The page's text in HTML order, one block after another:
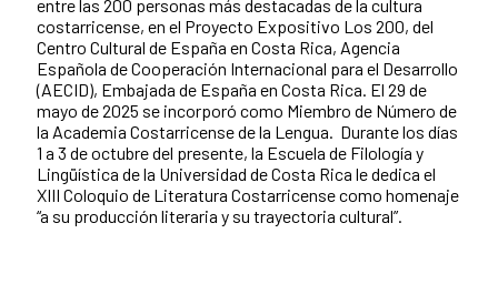
entre las 200 personas más destacadas de la cultura
costarricense, en el Proyecto Expositivo Los 200, del
Centro Cultural de España en Costa Rica, Agencia
Española de Cooperación Internacional para el Desarrollo
(AECID), Embajada de España en Costa Rica. El 29 de
mayo de 2025 se incorporó como Miembro de Número de
la Academia Costarricense de la Lengua. Durante los días
1 a 3 de octubre del presente, la Escuela de Filología y
Lingüística de la Universidad de Costa Rica le dedica el
XIII Coloquio de Literatura Costarricense como homenaje
“a su producción literaria y su trayectoria cultural”.